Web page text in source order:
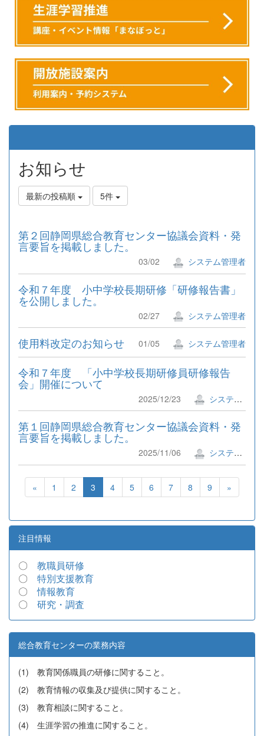
お知らせ
最新の投稿順 5件
第２回静岡県総合教育センター協議会資料・発
言要旨を掲載しました。
03/02 システム管理者
令和７年度 小中学校長期研修「研修報告書」
を公開しました。
02/27 システム管理者
使用料改定のお知らせ 01/05 システム管理者
令和７年度 「小中学校長期研修員研修報告
会」開催について
2025/12/23 システム管理者
第１回静岡県総合教育センター協議会資料・発
言要旨を掲載しました。
2025/11/06 システム管理者
« 1 2 3 4 5 6 7 8 9 »
注目情報
〇 教職員研修
〇 特別支援教育
〇情報教育
〇 研究・調査
総合教育センターの業務内容
(1) 教育関係職員の研修に関すること。
(2) 教育情報の収集及び提供に関すること。
(3) 教育相談に関すること。
(4) 生涯学習の推進に関すること。